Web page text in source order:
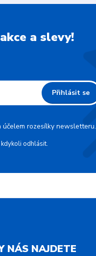
a slevy!
Přihlásit se
rozesílky newsletteru.
odhlásit.
NÁS NAJDETE